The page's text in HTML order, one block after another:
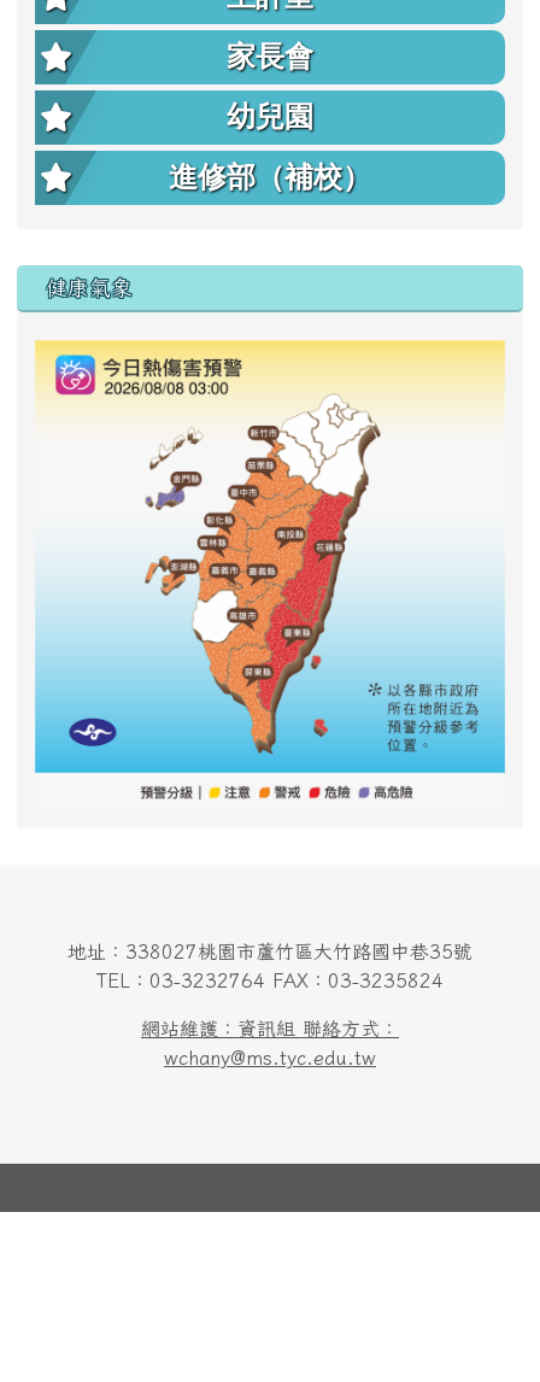
家長會
幼兒園
進修部（補校）
右邊區域內容
健康氣象
地址：338027桃園市蘆竹區大竹路國中巷35號
TEL：03-3232764 FAX：03-3235824
網站維護：資訊組 聯絡方式：
wchany@ms.tyc.edu.tw